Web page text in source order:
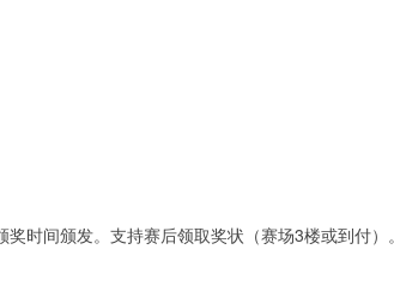
时间颁发。支持赛后领取奖状（赛场3楼或到付）。